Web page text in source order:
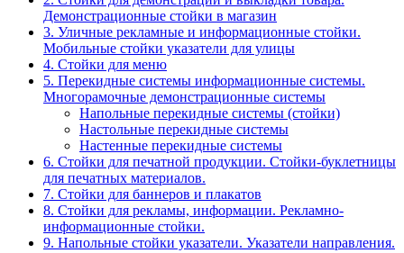
Демонстрационные стойки в магазин
3. Уличные рекламные и информационные стойки.
Мобильные стойки указатели для улицы
4. Стойки для меню
5. Перекидные системы информационные системы.
Многорамочные демонстрационные системы
Напольные перекидные системы (стойки)
Настольные перекидные системы
Настенные перекидные системы
6. Стойки для печатной продукции. Стойки-буклетницы
для печатных материалов.
7. Стойки для баннеров и плакатов
8. Стойки для рекламы, информации. Рекламно-
информационные стойки.
9. Напольные стойки указатели. Указатели направления.